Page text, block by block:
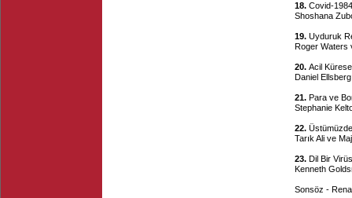
18. Covid-
Shoshana
19. Uyduruk
Roger Waters
20. Acil
Daniel
21. Para ve
Stephanie
22.
Tarık Ali ve
23. Dil Bir
Kenneth
Sonsöz -